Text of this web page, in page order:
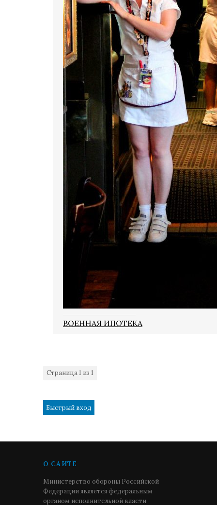
ВОЕННАЯ ИПОТЕКА
Страница1 из 1
О САЙТЕ
Министерство обороны Российской
Федерации является федеральным
органом исполнительной власти